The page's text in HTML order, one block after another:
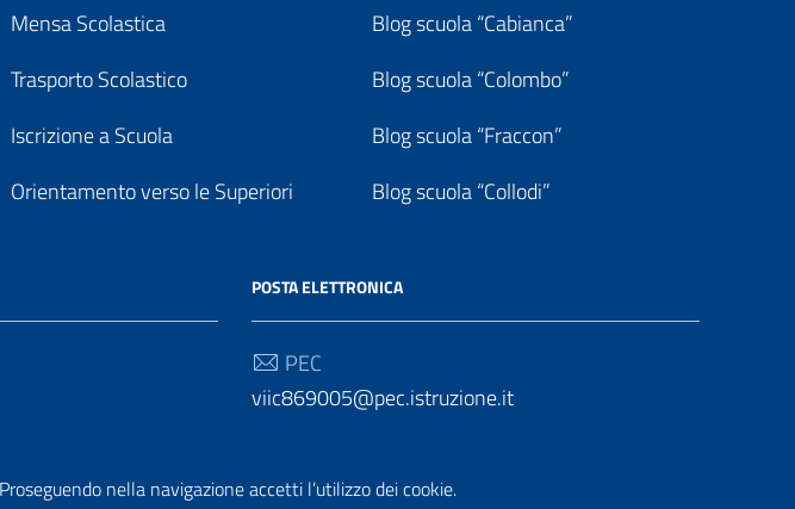
nella navigazione accetti l’utilizzo dei cookie.
Mensa Scolastica
Trasporto Scolastico
Iscrizione a Scuola
Orientamento verso le Superiori
Blog scuola “Cabianca”
Blog scuola “Colombo”
Blog scuola “Fraccon”
Blog scuola “Collodi”
POSTA ELETTRONICA
PEC
viic869005@pec.istruzione.it
viic869005@istruzione.it